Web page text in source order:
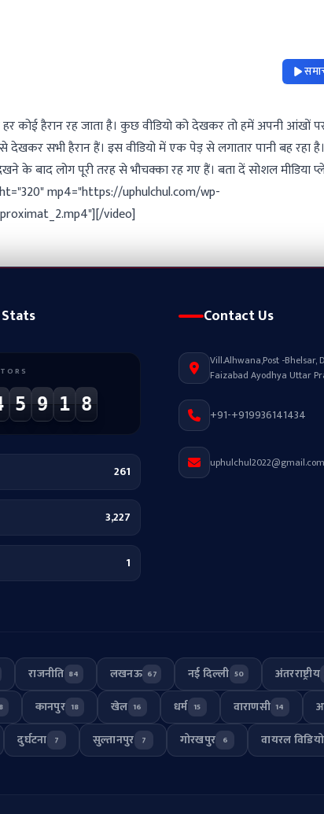
कोई हैरान रह जाता है। कुछ वीडियो को देखकर तो हमें अपनी आंखों
देखकर सभी हैरान हैं। इस वीडियो में एक पेड़ से लगातार पानी बह रहा है।
बाद लोग पूरी तरह से भौचक्का रह गए हैं। बता दें सोशल मीडिया
mp4="https://uphulchul.com/wp-
video]
5 9 1 8
261
3,227
1
Contact Us
Vill.Alhwana,Post -Bhelsar,
Faizabad Ayodhya Uttar
+91-+919936141434
uphulchul2022@gmail.com
राजनीति 84 लखनऊ 67 नई दिल्ली 50 अंतरराष्ट्रीय
कानपुर 18 खेल 16 धर्म 15 वाराणसी 14
दुर्घटना 7 सुल्तानपुर 7 गोरखपुर 6 वायरल विडियो